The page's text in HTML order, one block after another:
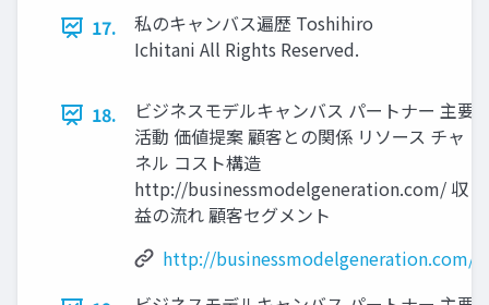
17.
私のキャンバス遍歴 Toshihiro
Ichitani All Rights Reserved.
18.
ビジネスモデルキャンバス パートナー 主要
活動 価値提案 顧客との関係 リソース チャ
ネル コスト構造
http://businessmodelgeneration.com/ 収
益の流れ 顧客セグメント
http://businessmodelgeneration.com/